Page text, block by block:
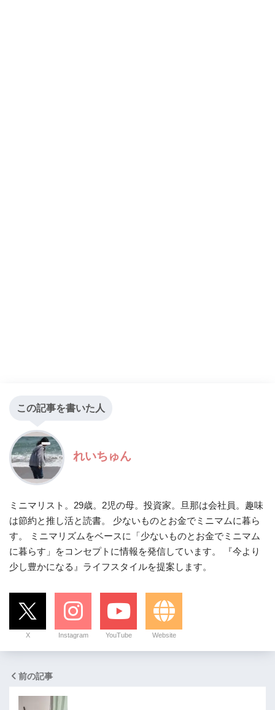
この記事を書いた人
れいちゅん
ミニマリスト。29歳。2児の母。投資家。旦那は会社員。趣味
は節約と推し活と読書。 少ないものとお金でミニマムに暮ら
す。 ミニマリズムをベースに「少ないものとお金でミニマム
に暮らす」をコンセプトに情報を発信しています。 『今より
少し豊かになる』ライフスタイルを提案します。
X Instagram YouTube Website
前の記事